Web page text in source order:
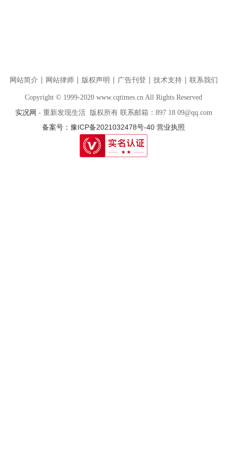
网站简介 网站律师 版权声明 广告刊登 技术支持 联系我们
Copyright © 1999-2020 www.cqtimes.cn All Rights Reserved
实况网 - 重新发现生活 版权所有 联系邮箱：897 18 09@qq.com
备案号：豫ICP备2021032478号-40 营业执照